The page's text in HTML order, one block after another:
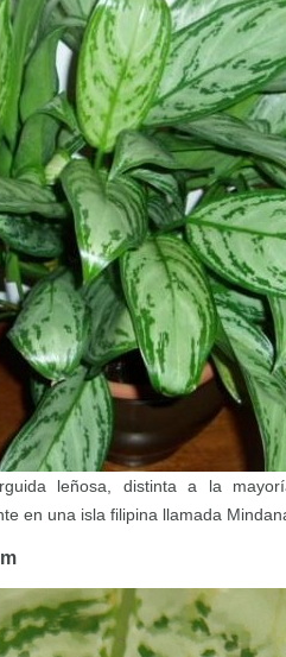
leñosa, distinta a la
en una isla filipina llamada